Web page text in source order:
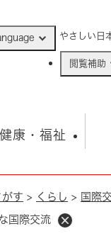
やさしい日
閲覧補助
戸籍 子育て
健康・福祉
福祉・健康・生活
市の
す > くらし > 国際
国際交流